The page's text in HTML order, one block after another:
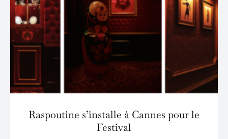
Raspoutine s’installe à Cannes pour le
Festival